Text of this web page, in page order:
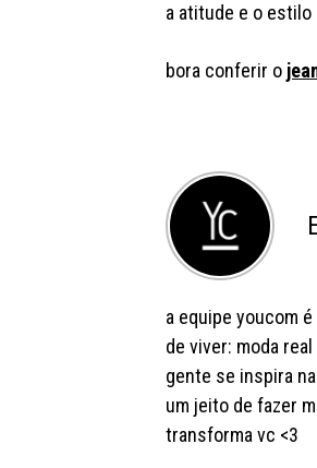
a atitude e o
bora conferir o
a equipe youcom
de viver: moda
gente se inspira
um jeito de fazer
transforma vc <3